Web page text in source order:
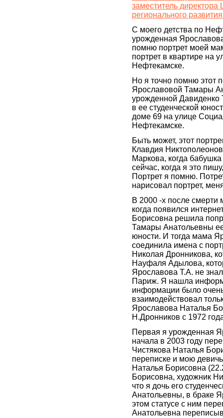
заместитель директора
регионального
С моего детства по
урожденная
помню портрет моей
портрет в квартире на
Нефтекамске.
Но я точно помню этот
Ярославовой Тамары
урожденной
в ее студенческой
доме 69 на улице
Нефтекамске.
Быть может, этот
Клавдия
Маркова, когда
сейчас, когда я это
Портрет я помню.
нарисовал портрет,
В 2000 -х после смерти
когда появился
Борисовна решила
Тамары Анатольевны ее
юности. И тогда мама
соединила имена с
Николая Дронникова,
Науфаля Адылова,
Ярославова Т.А. не
Париж. Я нашла
информации было
взаимодействовал
Ярославова Наталья
Н.Дронников с 1972
Первая я урожденная
начала в 2003 году
Чистякова Наталья
переписке и мою
Наталья Борисовна
Борисовна, художник
что я дочь его
Анатольевны, в браке
этом статусе с ним
Анатольевна